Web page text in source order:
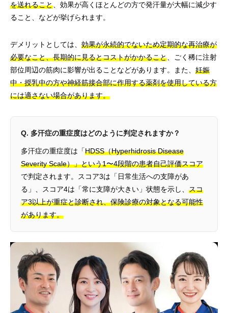
を送れること 、効果が高くほとんどの方で発汗量が大幅に減少す
ること、などが挙げられます。
デメリットとしては、 効果が永続的でないため定期的な再治療が
必要なこと、長期的に見るとコストがかかること 、ごく稀に注射
部位周辺の筋肉に影響が出ることなどがあります。また、 妊娠
中・授乳中の方や神経筋接合部に作用する薬剤を使用している方
には適さない場合があります。
Q. 多汗症の重症度はどのように判定されますか？
多汗症の重症度は「HDSS（Hyperhidrosis Disease
Severity Scale）」という1〜4段階の患者自己評価スコア
で判定されます。スコア3は「日常生活への支障があ
る」、スコア4は「常に支障が大きい」状態を示し、 スコ
ア3以上が重症と診断され、保険診療の対象となる可能性
があります。